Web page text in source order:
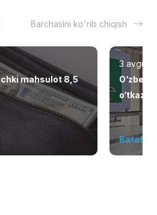
Barchasini ko'rib chiqish
mahsulot 8,5
3 avgust
Batafsil